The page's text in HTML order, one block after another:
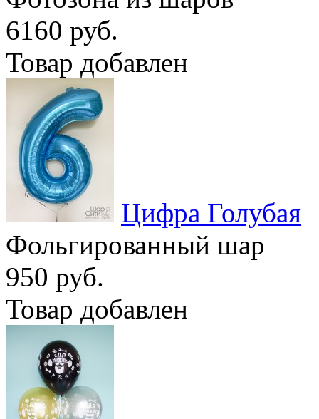
6160 руб.
Товар добавлен
Цифра Голубая
Фольгированный шар
950 руб.
Товар добавлен